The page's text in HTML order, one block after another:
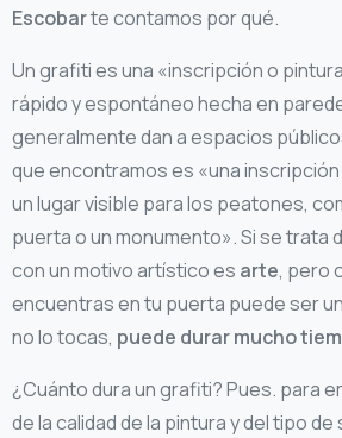
Escobarte contamos por qué.
Un grafiti es una «inscripción o
rápido y espontáneo hecha en
generalmente dan a espacios
que encontramos es «una
un lugar visible para los peatones,
puerta o un monumento». Si se trata
con un motivo artístico es arte, pero
encuentras en tu puerta puede ser un
no lo tocas, puede durar mucho
¿Cuánto dura un grafiti? Pues. para
de la calidad de la pintura y del tipo